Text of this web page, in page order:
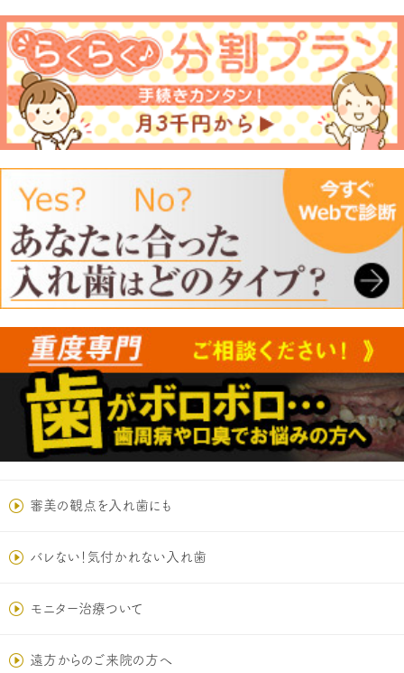
審美の観点を入れ歯にも
バレない！気付かれない入れ歯
モニター治療ついて
遠方からのご来院の方へ